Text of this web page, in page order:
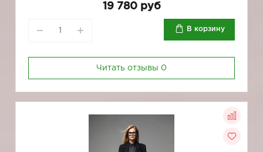
19 780 руб
В корзину
Читать отзывы 0